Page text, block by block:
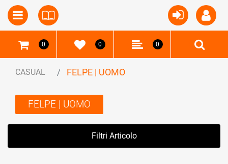
Open Open menu
0 0 0
CASUAL FELPE | UOMO
FELPE | UOMO
Filtri Articolo